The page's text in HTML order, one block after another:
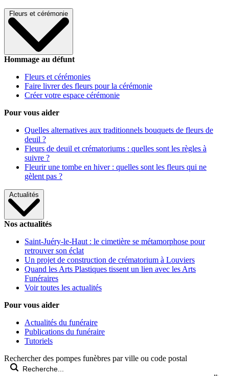
Fleurs et cérémonie
Hommage au défunt
Fleurs et cérémonies
Faire livrer des fleurs pour la cérémonie
Créer votre espace cérémonie
Pour vous aider
Quelles alternatives aux traditionnels bouquets de fleurs de
deuil ?
Fleurs de deuil et crématoriums : quelles sont les règles à
suivre ?
Fleurir une tombe en hiver : quelles sont les fleurs qui ne
gèlent pas ?
Actualités
Nos actualités
Saint-Juéry-le-Haut : le cimetière se métamorphose pour
retrouver son éclat
Un projet de construction de crématorium à Louviers
Quand les Arts Plastiques tissent un lien avec les Arts
Funéraires
Voir toutes les actualités
Pour vous aider
Actualités du funéraire
Publications du funéraire
Tutoriels
Rechercher des pompes funèbres par ville ou code postal